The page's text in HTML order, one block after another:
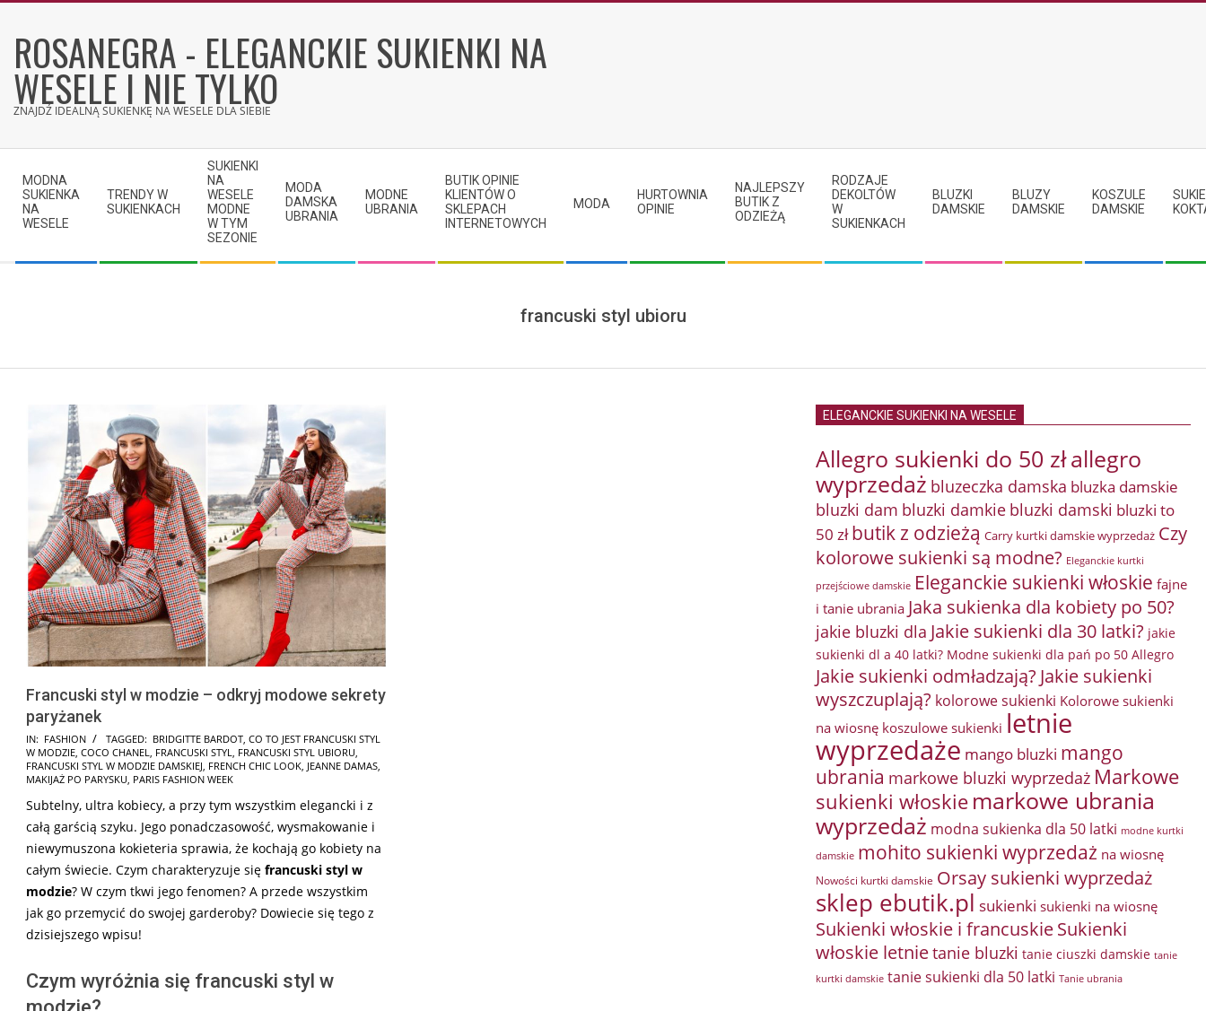
contentROSANEGRA - ELEGANCKIE SUKIENKI NA
WESELE I NIE TYLKO
ZNAJDŹ IDEALNĄ SUKIENKĘ NA WESELE DLA SIEBIE
Navigation
Menu
MODNA
SUKIENKA
NA
WESELE
TRENDY W
SUKIENKACH
SUKIENKI
NA
WESELE
MODNE
W TYM
SEZONIE
MODA
DAMSKA
UBRANIA
MODNE
UBRANIA
BUTIK OPINIE
KLIENTÓW O
SKLEPACH
INTERNETOWYCH
MODA
HURTOWNIA
OPINIE
NAJLEPSZY
BUTIK Z
ODZIEŻĄ
RODZAJE
DEKOLTÓW
W
SUKIENKACH
BLUZKI
DAMSKIE
BLUZY
DAMSKIE
KOSZULE
DAMSKIE
francuski styl ubioru
Francuski styl w modzie – odkryj modowe sekrety
paryżanek
2025-
07-
31
IN: FASHION TAGGED: BRIDGITTE BARDOT, CO TO JEST FRANCUSKI STYL
W MODZIE, COCO CHANEL, FRANCUSKI STYL, FRANCUSKI STYL UBIORU,
FRANCUSKI STYL W MODZIE DAMSKIEJ, FRENCH CHIC LOOK, JEANNE DAMAS,
MAKIJAŻ PO PARYSKU, PARIS FASHION WEEK
Subtelny, ultra kobiecy, a przy tym wszystkim elegancki i z
całą garścią szyku. Jego ponadczasowość, wysmakowanie i
niewymuszona kokieteria sprawia, że kochają go kobiety na
całym świecie. Czym charakteryzuje się francuski styl w
modzie? W czym tkwi jego fenomen? A przede wszystkim
jak go przemycić do swojej garderoby? Dowiecie się tego z
dzisiejszego wpisu!
Czym wyróżnia się francuski styl w
ELEGANCKIE SUKIENKI NA WESELE
Allegro sukienki do 50 złallegro
wyprzedaż bluzeczka damska bluzka damskie
bluzki dam bluzki damkie bluzki damski bluzki to
50 zł butik z odzieżą Carry kurtki damskie wyprzedaż Czy
kolorowe sukienki są modne? Eleganckie kurtki
przejściowe damskie Eleganckie sukienki włoskie fajne
i tanie ubrania Jaka sukienka dla kobiety po 50?
jakie bluzki dla Jakie sukienki dla 30 latki? jakie
sukienki dl a 40 latki? Modne sukienki dla pań po 50 Allegro
Jakie sukienki odmładzają? Jakie sukienki
wyszczuplają? kolorowe sukienki Kolorowe sukienki
na wiosnę koszulowe sukienki letnie
wyprzedaże mango bluzki mango
ubrania markowe bluzki wyprzedaż Markowe
sukienki włoskie markowe ubrania
wyprzedaż modna sukienka dla 50 latki modne kurtki
damskie mohito sukienki wyprzedaż na wiosnę
Nowości kurtki damskie Orsay sukienki wyprzedaż
sklep ebutik.pl sukienki sukienki na wiosnę
Sukienki włoskie i francuskieSukienki
włoskie letnietanie bluzki tanie ciuszki damskie tanie
kurtki damskie tanie sukienki dla 50 latki Tanie ubrania